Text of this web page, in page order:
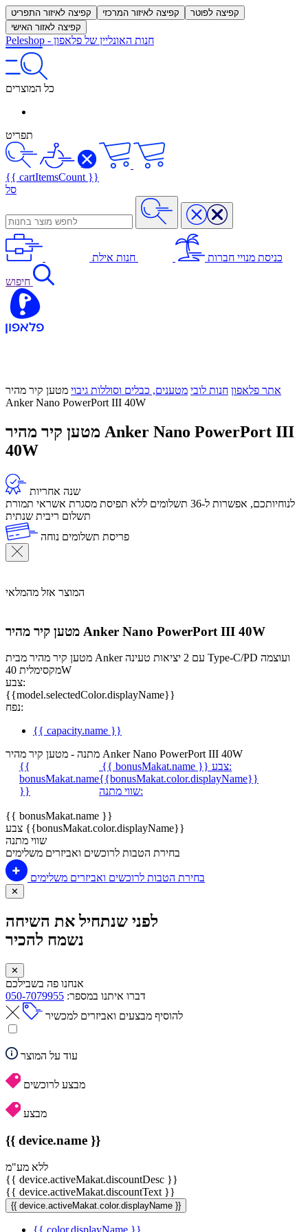
קפיצה לאיזור התפריט קפיצה לאיזור המרכזי
קפיצה לפוטר
קפיצה לאזור האישי
Peleshop - חנות האונליין של פלאפון
כל המוצרים
תפריט
{{ cartItemsCount }}
סל
כניסת מנויי חברות חנות אילת
חיפוש
אתר פלאפון חנות לובי מטענים, כבלים וסוללות גיבוי מטען קיר מהיר
Anker Nano PowerPort III 40W
מטען קיר מהיר Anker Nano PowerPort III
40W
שנה אחריות
לנוחיותכם, אפשרות ל-36 תשלומים ללא תפיסת מסגרת אשראי תמורת
תשלום ריבית שנתית
פריסת תשלומים נוחה
המוצר אזל מהמלאי
מטען קיר מהיר Anker Nano PowerPort III 40W
מטען קיר מהיר מבית Anker עם 2 יציאות טעינה Type-C/PD ועוצמה
מקסימלית 40W
צבע:
{{model.selectedColor.displayName}}
נפח:
{{ capacity.name }}
מתנה - מטען קיר מהיר Anker Nano PowerPort III 40W
{{
bonusMakat.name
}}
{{ bonusMakat.name }}
צבע:
{{bonusMakat.color.displayName}}
שווי מתנה:
{{ bonusMakat.name }}
צבע {{bonusMakat.color.displayName}}
שווי מתנה
בחירת הטבות לרוכשים ואביזרים משלימים
בחירת הטבות לרוכשים ואביזרים משלימים
✕
לפני שנתחיל את השיחה
נשמח להכיר
✕
אנחנו פה בשבילכם
דברו איתנו במספר: 050-7079955
להוסיף מבצעים ואביזרים למכשיר
עוד על המוצר
מבצע לרוכשים
מבצע
{{ device.name }}
ללא מע"מ
{{ device.activeMakat.discountDesc }}
{{ device.activeMakat.discountText }}
{{ device.activeMakat.color.displayName }}
{{ color.displayName }}